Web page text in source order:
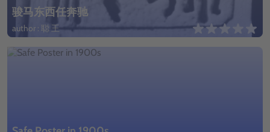
骏马东西任奔驰
author : 聪 王